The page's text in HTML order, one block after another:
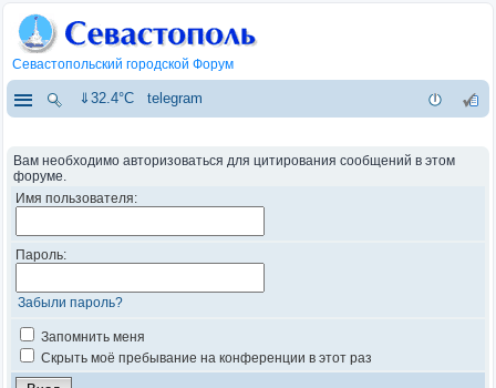
Севастопольский городской Форум
⇓32.4°C telegram
Вам необходимо авторизоваться для цитирования сообщений в этом
форуме.
Имя пользователя:
Пароль:
Забыли пароль?
Запомнить меня
Скрыть моё пребывание на конференции в этот раз